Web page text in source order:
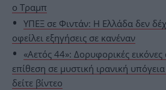
ο Τραμπ
ΥΠΕΞ σε Φιντάν: Η Ελλάδα δεν
οφείλει εξηγήσεις σε κανέναν
«Αετός 44»: Δορυφορικές
επίθεση σε μυστική ιρανική
δείτε βίντεο